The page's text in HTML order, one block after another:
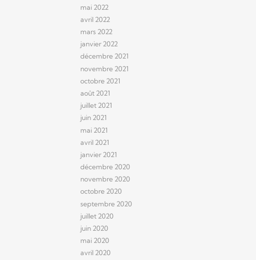
mai 2022
avril 2022
mars 2022
janvier 2022
décembre 2021
novembre 2021
octobre 2021
août 2021
juillet 2021
juin 2021
mai 2021
avril 2021
janvier 2021
décembre 2020
novembre 2020
octobre 2020
septembre 2020
juillet 2020
juin 2020
mai 2020
avril 2020